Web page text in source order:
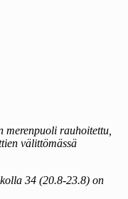
merenpuoli rauhoitettu,
välittömässä
34 (20.8-23.8) on